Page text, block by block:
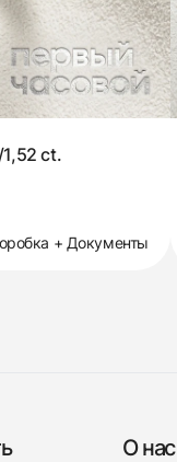
ct.
+ Документы
О нас